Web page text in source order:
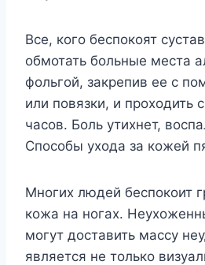
Все, кого беспокоят
обмотать больные места
фольгой, закрепив ее с
или повязки, и проходить
часов. Боль утихнет,
Способы ухода за кожей
Многих людей беспокоит
кожа на ногах.
могут доставить массу
является не только